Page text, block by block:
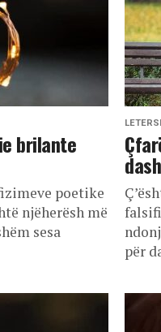
brilante
poetike
njëherësh më
sesa
LETERSI
për